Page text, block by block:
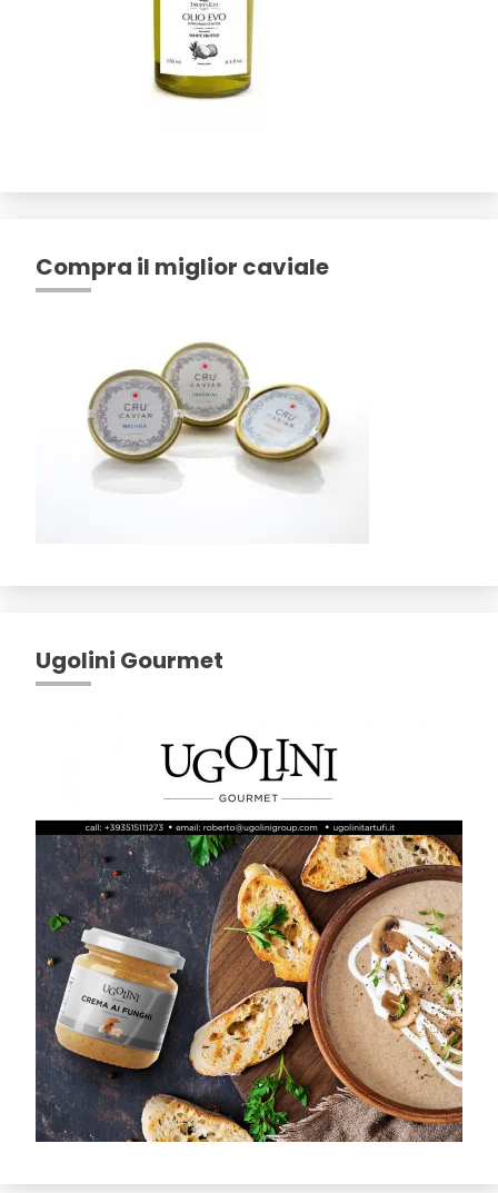
Compra il miglior caviale
Ugolini Gourmet